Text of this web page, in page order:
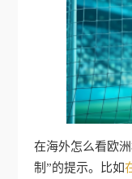
在海外怎么看欧
制”的提示。比如